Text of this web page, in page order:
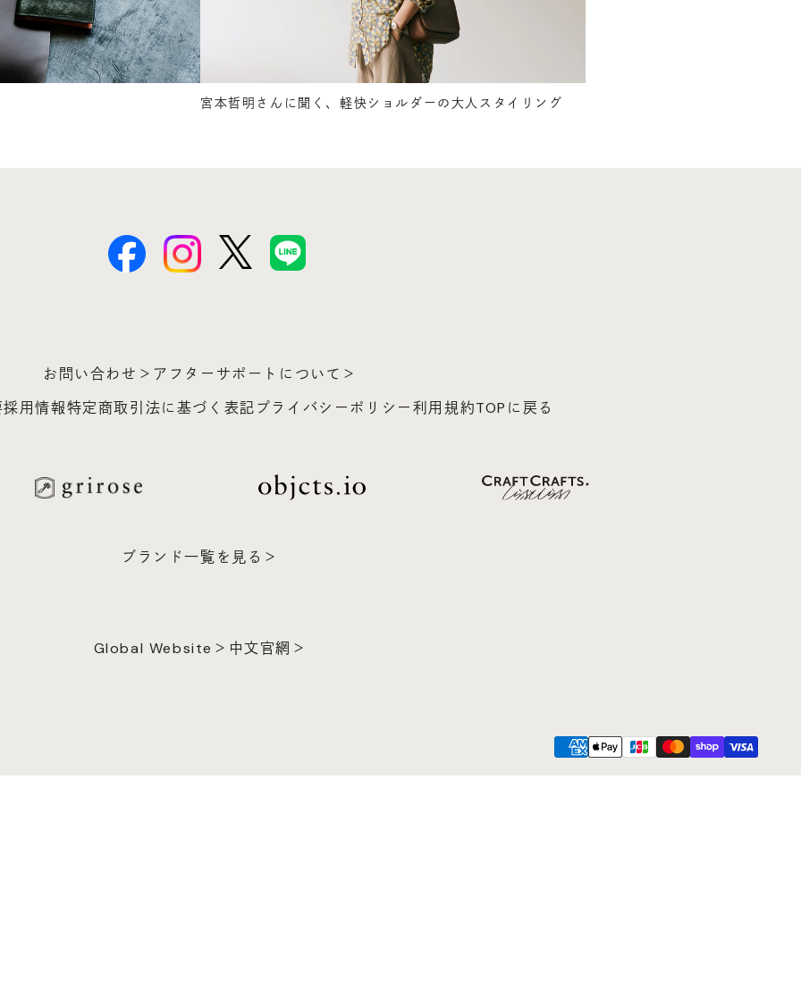
宮本哲明さんに聞く、軽快ショルダーの大人スタイリング
お問い合わせ＞ アフターサポートについて＞
採用情報特定商取引法に基づく表記プライバシーポリシー利用規約TOPに戻る
ブランド一覧を見る＞
Global Website＞ 中文官網＞